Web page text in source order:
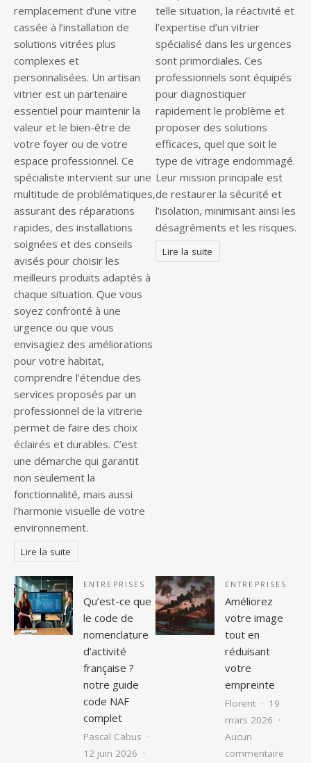
remplacement d’une vitre
cassée à l’installation de
solutions vitrées plus
complexes et
personnalisées. Un artisan
vitrier est un partenaire
essentiel pour maintenir la
valeur et le bien-être de
votre foyer ou de votre
espace professionnel. Ce
spécialiste intervient sur une
multitude de problématiques,
assurant des réparations
rapides, des installations
soignées et des conseils
avisés pour choisir les
meilleurs produits adaptés à
chaque situation. Que vous
soyez confronté à une
urgence ou que vous
envisagiez des améliorations
pour votre habitat,
comprendre l’étendue des
services proposés par un
professionnel de la vitrerie
permet de faire des choix
éclairés et durables. C’est
une démarche qui garantit
non seulement la
fonctionnalité, mais aussi
l’harmonie visuelle de votre
environnement.
Lire la suite
telle situation, la réactivité et
l’expertise d’un vitrier
spécialisé dans les urgences
sont primordiales. Ces
professionnels sont équipés
pour diagnostiquer
rapidement le problème et
proposer des solutions
efficaces, quel que soit le
type de vitrage endommagé.
Leur mission principale est
de restaurer la sécurité et
l’isolation, minimisant ainsi les
désagréments et les risques.
Lire la suite
ENTREPRISES
Qu’est-ce que
le code de
nomenclature
d’activité
française ?
notre guide
code NAF
complet
Pascal Cabus
12 juin 2026
ENTREPRISES
Améliorez
votre image
tout en
réduisant
votre
empreinte
Florent
19
mars 2026
Aucun
commentaire